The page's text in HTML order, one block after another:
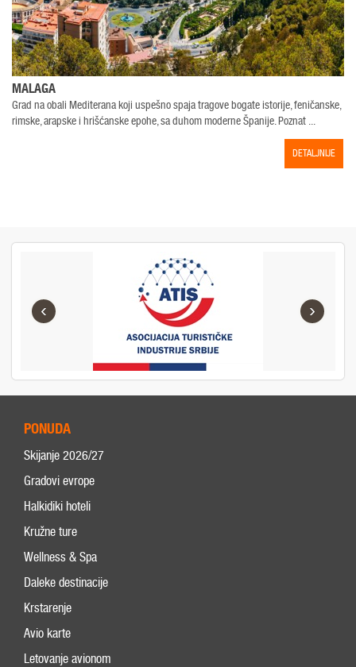
MALAGA
Grad na obali Mediterana koji uspešno spaja tragove bogate istorije, feničanske,
rimske, arapske i hrišćanske epohe, sa duhom moderne Španije. Poznat ...
DETALJNIJE
‹ ›
PONUDA
Skijanje 2026/27
Gradovi evrope
Halkidiki hoteli
Kružne ture
Wellness & Spa
Daleke destinacije
Krstarenje
Avio karte
Letovanje avionom